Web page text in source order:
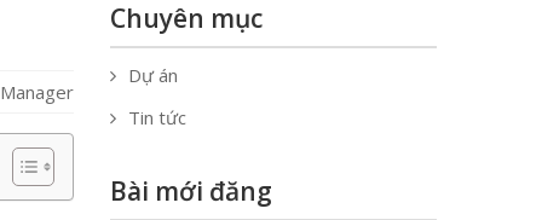
Chuyên mục
Dự án
Tin tức
Bài mới đăng